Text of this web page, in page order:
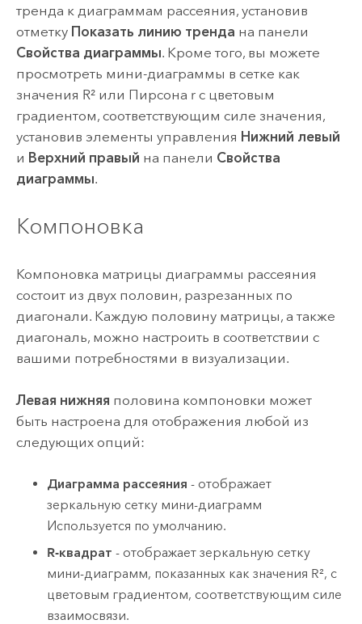
тренда к диаграммам рассеяния, установив
отметку Показать линию тренда на панели
Свойства диаграммы. Кроме того, вы можете
просмотреть мини-диаграммы в сетке как
значения R² или Пирсона r с цветовым
градиентом, соответствующим силе значения,
установив элементы управления Нижний левый
и Верхний правый на панели Свойства
диаграммы.
Компоновка
Компоновка матрицы диаграммы рассеяния
состоит из двух половин, разрезанных по
диагонали. Каждую половину матрицы, а также
диагональ, можно настроить в соответствии с
вашими потребностями в визуализации.
Левая нижняя половина компоновки может
быть настроена для отображения любой из
следующих опций:
Диаграмма рассеяния - отображает
зеркальную сетку мини-диаграмм
Используется по умолчанию.
R-квадрат - отображает зеркальную сетку
мини-диаграмм, показанных как значения R², с
цветовым градиентом, соответствующим силе
взаимосвязи.